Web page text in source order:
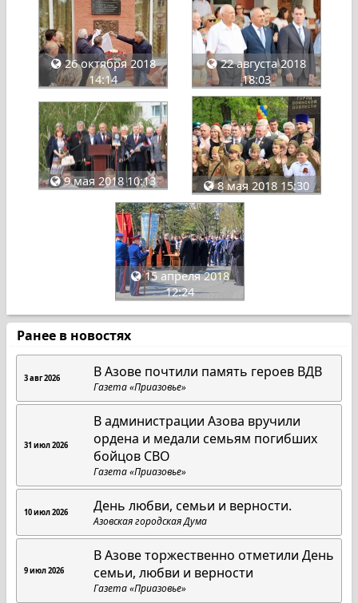
26 октября 2018
14:14
22 августа 2018
18:03
9 мая 2018 10:13 8 мая 2018 15:30
15 апреля 2018
12:24
Ранее в новостях
3 авг 2026 В Азове почтили память героев ВДВ
Газета «Приазовье»
31 июл 2026
В администрации Азова вручили
ордена и медали семьям погибших
бойцов СВО
Газета «Приазовье»
10 июл 2026 День любви, семьи и верности.
Азовская городская Дума
9 июл 2026
В Азове торжественно отметили День
семьи, любви и верности
Газета «Приазовье»